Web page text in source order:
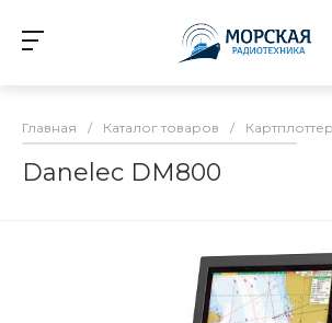
Главная / Каталог товаров /
Danelec DM800